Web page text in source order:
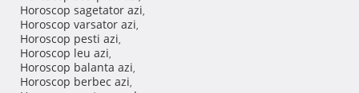
Horoscop sagetator azi,
Horoscop varsator azi,
Horoscop pesti azi,
Horoscop leu azi,
Horoscop balanta azi,
Horoscop berbec azi,